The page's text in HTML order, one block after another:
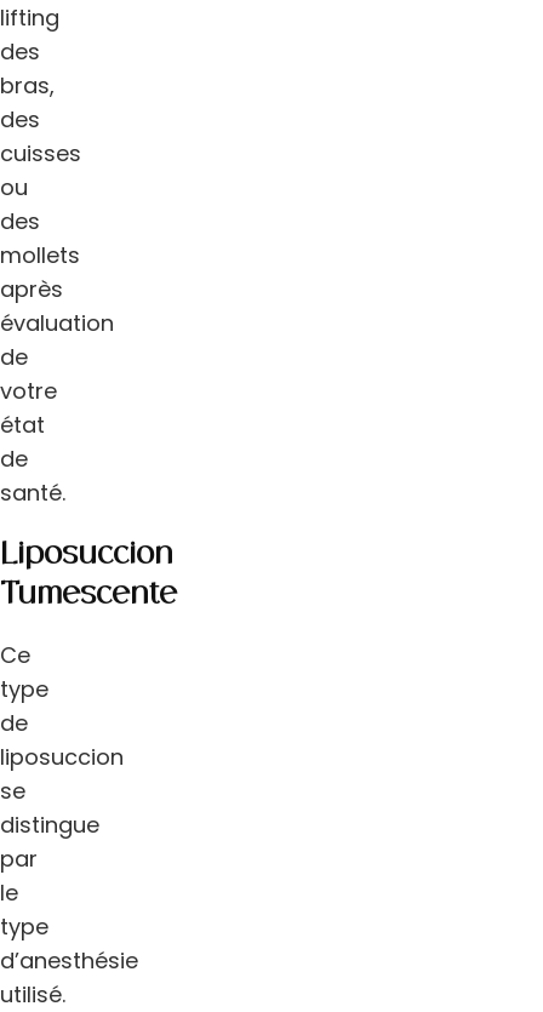
lifting
des
bras,
des
cuisses
ou
des
mollets
après
évaluation
de
votre
état
de
santé.
Liposuccion
Tumescente
Ce
type
de
liposuccion
se
distingue
par
le
type
d’anesthésie
utilisé.